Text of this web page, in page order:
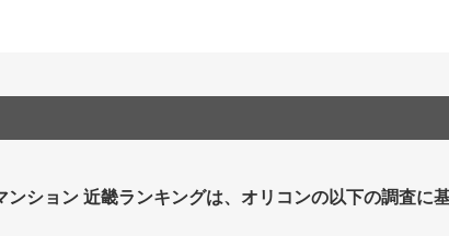
ンション 近畿ランキングは、オリコンの以下の調査に